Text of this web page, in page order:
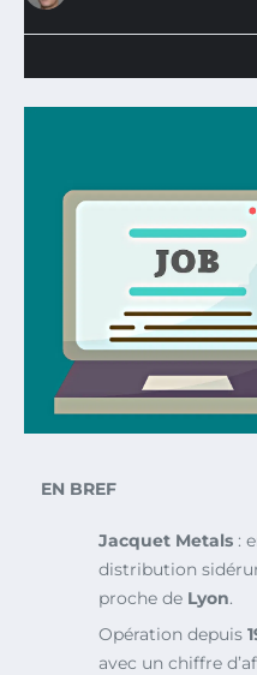
EN BREF
Jacquet Metals :
distribution
proche de Lyon.
Opération depuis
avec un chiffre